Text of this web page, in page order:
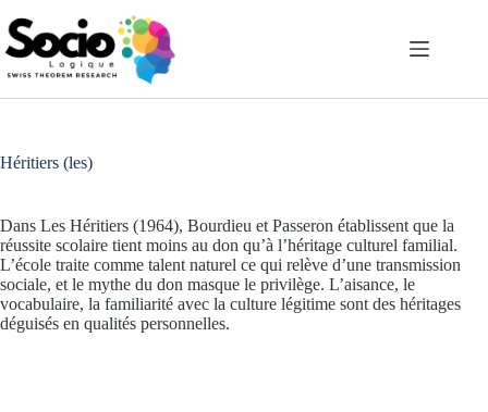
au
contenu
Héritiers (les)
Dans Les Héritiers (1964), Bourdieu et Passeron établissent que la
réussite scolaire tient moins au don qu’à l’héritage culturel familial.
L’école traite comme talent naturel ce qui relève d’une transmission
sociale, et le mythe du don masque le privilège. L’aisance, le
vocabulaire, la familiarité avec la culture légitime sont des héritages
déguisés en qualités personnelles.